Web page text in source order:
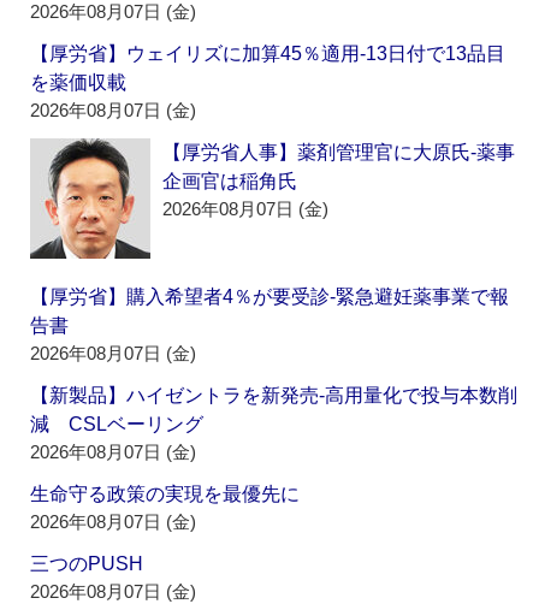
2026年08月07日 (金)
【厚労省】ウェイリズに加算45％適用‐13日付で13品目
を薬価収載
2026年08月07日 (金)
【厚労省人事】薬剤管理官に大原氏‐薬事
企画官は稲角氏
2026年08月07日 (金)
【厚労省】購入希望者4％が要受診‐緊急避妊薬事業で報
告書
2026年08月07日 (金)
【新製品】ハイゼントラを新発売‐高用量化で投与本数削
減 CSLベーリング
2026年08月07日 (金)
生命守る政策の実現を最優先に
2026年08月07日 (金)
三つのPUSH
2026年08月07日 (金)